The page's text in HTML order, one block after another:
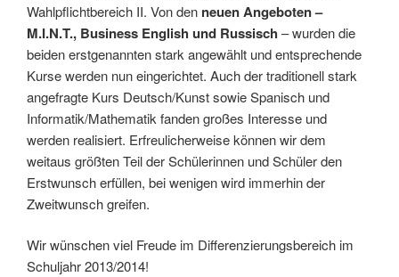
Wahlpflichtbereich II. Von den neuen Angeboten –
M.I.N.T., Business English und Russisch – wurden die
beiden erstgenannten stark angewählt und entsprechende
Kurse werden nun eingerichtet. Auch der traditionell stark
angefragte Kurs Deutsch/Kunst sowie Spanisch und
Informatik/Mathematik fanden großes Interesse und
werden realisiert. Erfreulicherweise können wir dem
weitaus größten Teil der Schülerinnen und Schüler den
Erstwunsch erfüllen, bei wenigen wird immerhin der
Zweitwunsch greifen.
Wir wünschen viel Freude im Differenzierungsbereich im
Schuljahr 2013/2014!